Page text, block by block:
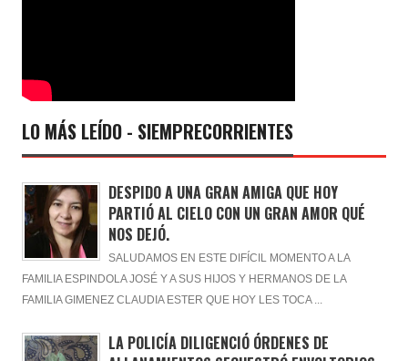
LO MÁS LEÍDO - SIEMPRECORRIENTES
DESPIDO A UNA GRAN AMIGA QUE HOY
PARTIÓ AL CIELO CON UN GRAN AMOR QUÉ
NOS DEJÓ.
SALUDAMOS EN ESTE DIFÍCIL MOMENTO A LA
FAMILIA ESPINDOLA JOSÉ Y A SUS HIJOS Y HERMANOS DE LA
FAMILIA GIMENEZ CLAUDIA ESTER QUE HOY LES TOCA ...
LA POLICÍA DILIGENCIÓ ÓRDENES DE